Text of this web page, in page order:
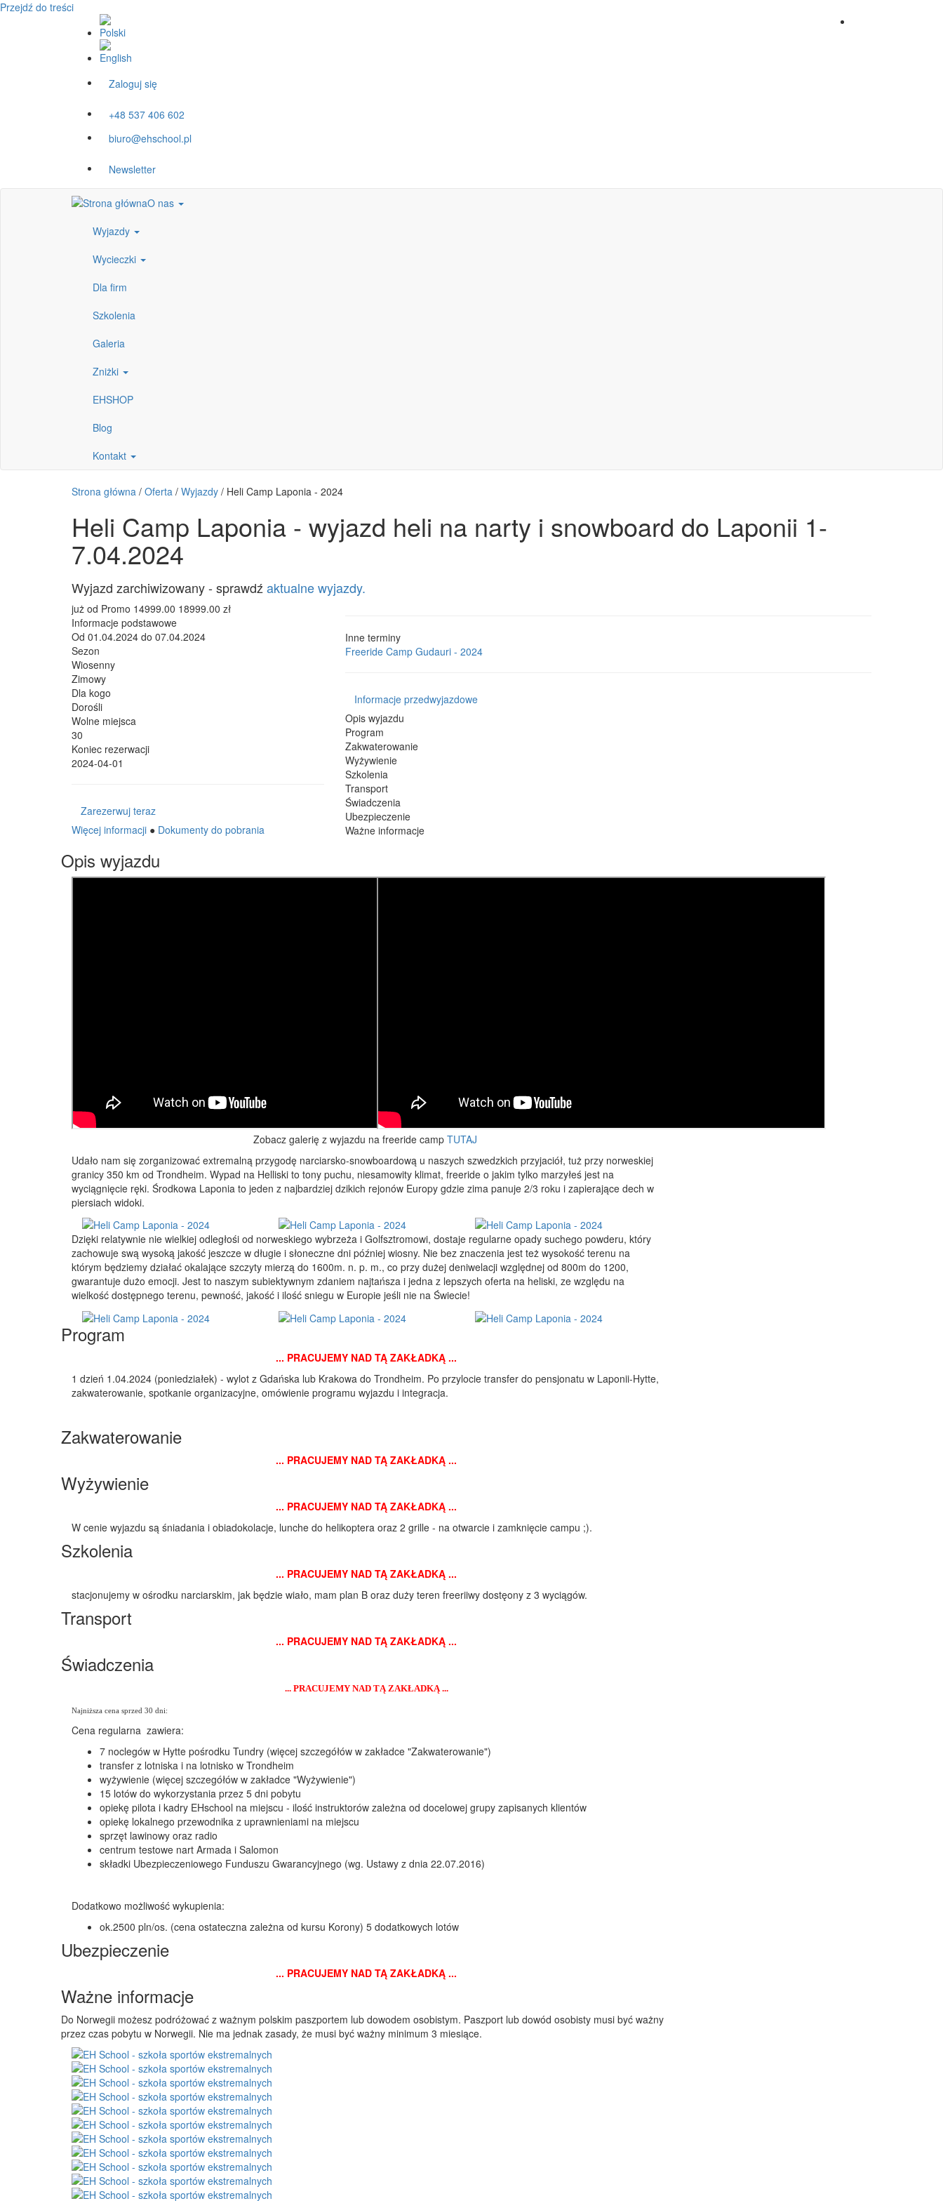
Przejdź do treści
Zaloguj się
+48 537 406 602
biuro@ehschool.pl
Newsletter
O nas
Wyjazdy
Wycieczki
Dla firm
Szkolenia
Galeria
Zniżki
EHSHOP
Blog
Kontakt
Strona główna / Oferta / Wyjazdy / Heli Camp Laponia - 2024
Heli Camp Laponia - wyjazd heli na narty i snowboard do Laponii 1-
7.04.2024
Wyjazd zarchiwizowany - sprawdź aktualne wyjazdy.
już od Promo 14999.00 18999.00 zł
Informacje podstawowe
Od 01.04.2024 do 07.04.2024
Sezon
Wiosenny
Zimowy
Dla kogo
Dorośli
Wolne miejsca
30
Koniec rezerwacji
2024-04-01
Zarezerwuj teraz
Więcej informacji ● Dokumenty do pobrania
Inne terminy
Freeride Camp Gudauri - 2024
Informacje przedwyjazdowe
Opis wyjazdu
Program
Zakwaterowanie
Wyżywienie
Szkolenia
Transport
Świadczenia
Ubezpieczenie
Ważne informacje
Opis wyjazdu
Zobacz galerię z wyjazdu na freeride camp TUTAJ
Udało nam się zorganizować extremalną przygodę narciarsko-snowboardową u naszych szwedzkich przyjaciół, tuż przy norweskiej
granicy 350 km od Trondheim. Wypad na Helliski to tony puchu, niesamowity klimat, freeride o jakim tylko marzyłeś jest na
wyciągnięcie ręki. Środkowa Laponia to jeden z najbardziej dzikich rejonów Europy gdzie zima panuje 2/3 roku i zapierające dech w
piersiach widoki.
Dzięki relatywnie nie wielkiej odległośi od norweskiego wybrzeża i Golfsztromowi, dostaje regularne opady suchego powderu, który
zachowuje swą wysoką jakość jeszcze w długie i słoneczne dni później wiosny. Nie bez znaczenia jest też wysokość terenu na
którym będziemy działać okalające szczyty mierzą do 1600m. n. p. m., co przy dużej deniwelacji względnej od 800m do 1200,
gwarantuje dużo emocji. Jest to naszym subiektywnym zdaniem najtańsza i jedna z lepszych oferta na heliski, ze względu na
wielkość dostępnego terenu, pewność, jakość i ilość sniegu w Europie jeśli nie na Świecie!
Program
... PRACUJEMY NAD TĄ ZAKŁADKĄ ...
1 dzień 1.04.2024 (poniedziałek) - wylot z Gdańska lub Krakowa do Trondheim. Po przylocie transfer do pensjonatu w Laponii-Hytte,
zakwaterowanie, spotkanie organizacyjne, omówienie programu wyjazdu i integracja.
Zakwaterowanie
... PRACUJEMY NAD TĄ ZAKŁADKĄ ...
Wyżywienie
... PRACUJEMY NAD TĄ ZAKŁADKĄ ...
W cenie wyjazdu są śniadania i obiadokolacje, lunche do helikoptera oraz 2 grille - na otwarcie i zamknięcie campu ;).
Szkolenia
... PRACUJEMY NAD TĄ ZAKŁADKĄ ...
stacjonujemy w ośrodku narciarskim, jak będzie wiało, mam plan B oraz duży teren freeriiwy dostęony z 3 wyciągów.
Transport
... PRACUJEMY NAD TĄ ZAKŁADKĄ ...
Świadczenia
... PRACUJEMY NAD TĄ ZAKŁADKĄ ...
Najniższa cena sprzed 30 dni:
Cena regularna zawiera:
7 noclegów w Hytte pośrodku Tundry (więcej szczegółów w zakładce "Zakwaterowanie")
transfer z lotniska i na lotnisko w Trondheim
wyżywienie (więcej szczegółów w zakładce "Wyżywienie")
15 lotów do wykorzystania przez 5 dni pobytu
opiekę pilota i kadry EHschool na miejscu - ilość instruktorów zależna od docelowej grupy zapisanych klientów
opiekę lokalnego przewodnika z uprawnieniami na miejscu
sprzęt lawinowy oraz radio
centrum testowe nart Armada i Salomon
składki Ubezpieczeniowego Funduszu Gwarancyjnego (wg. Ustawy z dnia 22.07.2016)
Dodatkowo możliwość wykupienia:
ok.2500 pln/os. (cena ostateczna zależna od kursu Korony) 5 dodatkowych lotów
Ubezpieczenie
... PRACUJEMY NAD TĄ ZAKŁADKĄ ...
Ważne informacje
Do Norwegii możesz podróżować z ważnym polskim paszportem lub dowodem osobistym. Paszport lub dowód osobisty musi być ważny
przez czas pobytu w Norwegii. Nie ma jednak zasady, że musi być ważny minimum 3 miesiące.